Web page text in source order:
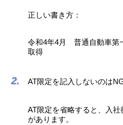
正しい書き方：
令和4年4月 普通自動車第
取得
AT限定を記入しないのは
AT限定を省略すると、入
があります。